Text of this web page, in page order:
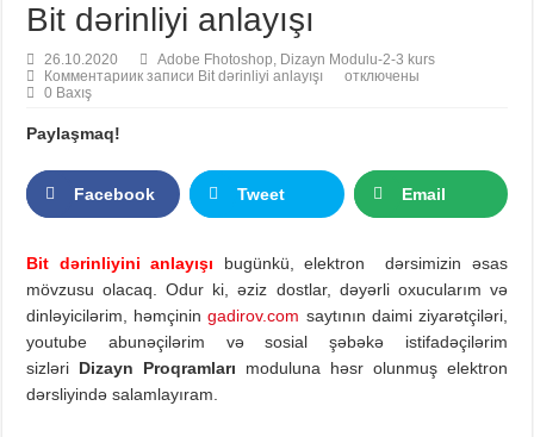
Bit dərinliyi anlayışı
26.10.2020 Adobe Fhotoshop, Dizayn Modulu-2-3 kurs
Комментариик записи Bit dərinliyi anlayışı
отключены
0 Baxış
Paylaşmaq!
Facebook Tweet Email
Bit dərinliyini anlayışı bugünkü, elektron dərsimizin əsas
mövzusu olacaq. Odur ki, əziz dostlar, dəyərli oxucularım və
dinləyicilərim, həmçiningadirov.com saytının daimi ziyarətçiləri,
youtube abunəçilərim və sosial şəbəkə istifadəçilərim
sizləri Dizayn Proqramları moduluna həsr olunmuş elektron
dərsliyində salamlayıram.